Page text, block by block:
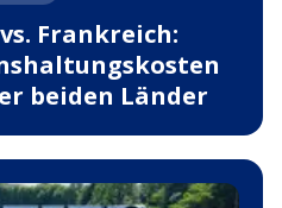
Frankreich:
beiden Länder